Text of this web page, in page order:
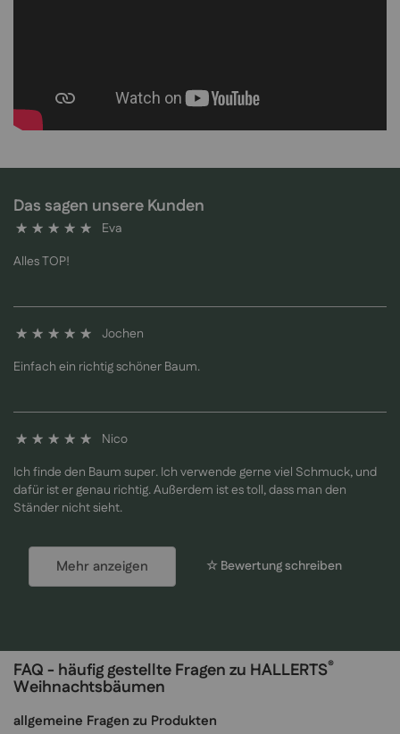
Das sagen unsere Kunden
Eva
Alles TOP!
Jochen
Einfach ein richtig schöner Baum.
Nico
Ich finde den Baum super. Ich verwende gerne viel Schmuck, und
dafür ist er genau richtig. Außerdem ist es toll, dass man den
Ständer nicht sieht.
Mehr anzeigen ☆ Bewertung schreiben
FAQ - häufig gestellte Fragen zu HALLERTS®
Weihnachtsbäumen
allgemeine Fragen zu Produkten